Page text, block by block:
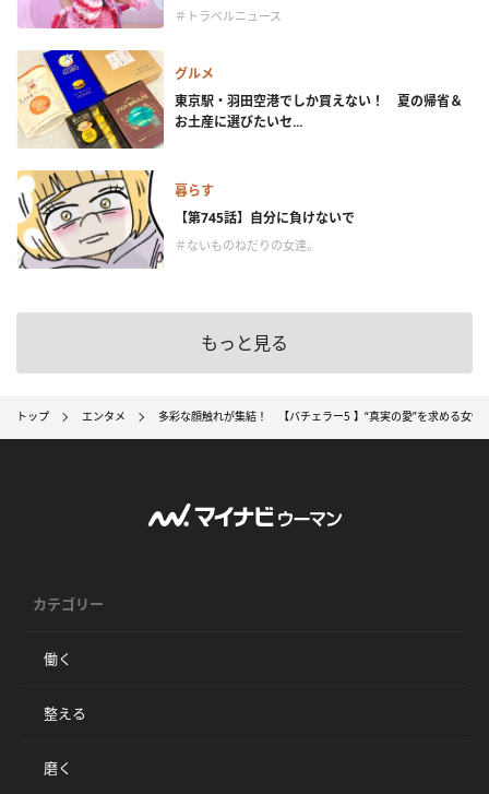
＃トラベルニュース
グルメ
東京駅・羽田空港でしか買えない！ 夏の帰省＆
お土産に選びたいセ...
暮らす
【第745話】自分に負けないで
＃ないものねだりの女達。
もっと見る
トップ エンタメ 多彩な顔触れが集結！ 【バチェラー5 】“真実の愛”を求める女
カテゴリー
働く
整える
磨く